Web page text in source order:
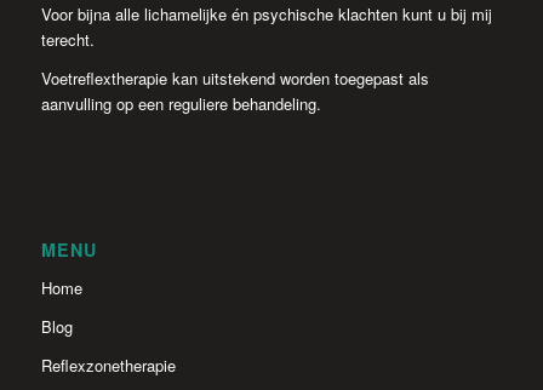
Voor bijna alle lichamelijke én psychische klachten kunt u bij mij
terecht.
Voetreflextherapie kan uitstekend worden toegepast als
aanvulling op een reguliere behandeling.
MENU
Home
Blog
Reflexzonetherapie